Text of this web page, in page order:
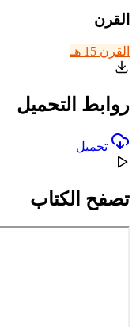
القرن
القرن 15 هـ
روابط التحميل
تحميل
تصفح الكتاب